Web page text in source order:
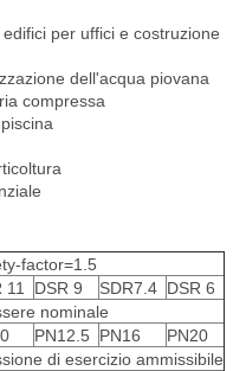
per uffici e costruzione
dell'acqua piovana
compressa
factor=1.5
11
DSR 9 SDR7.4 DSR 6
nominale
PN12.5 PN16
PN20
di esercizio ammissibile